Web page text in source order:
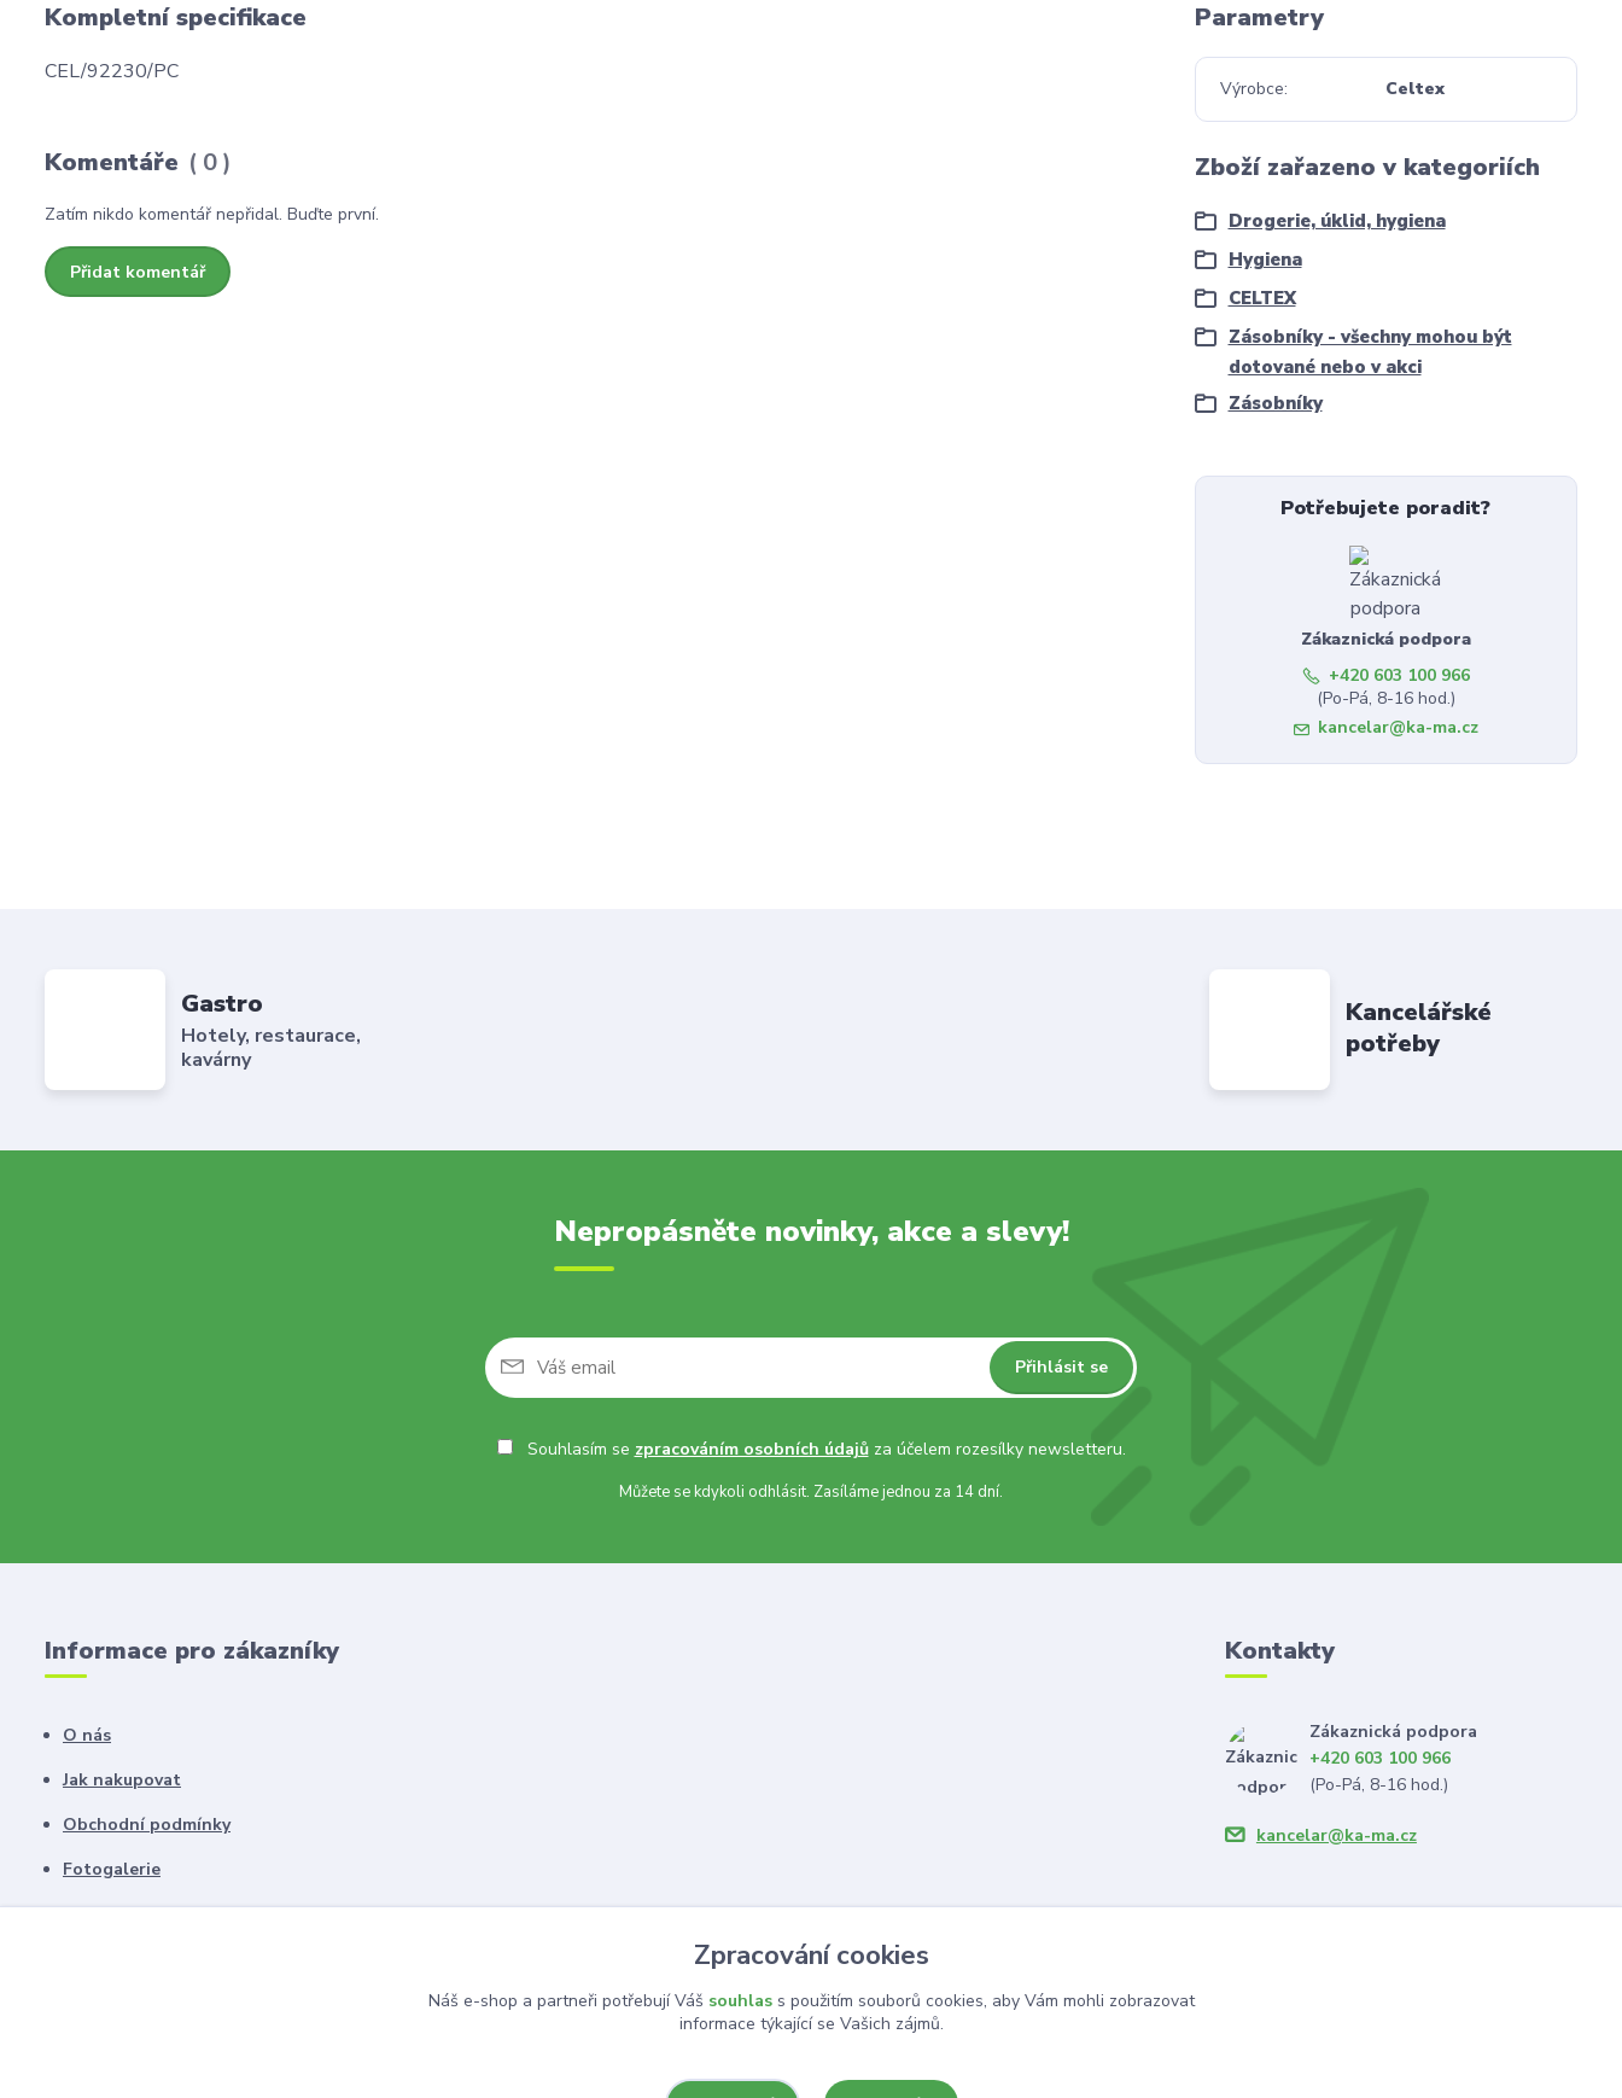
Kompletní specifikace
CEL/92230/PC
Komentáře 0
Zatím nikdo komentář nepřidal. Buďte první.
Přidat komentář
Parametry
Výrobce Celtex
Zboží zařazeno v kategoriích
Drogerie, úklid, hygiena
Hygiena
CELTEX
Zásobníky - všechny mohou být
dotované nebo v akci
Zásobníky
Potřebujete poradit?
Zákaznická podpora
+420 603 100 966
(Po-Pá, 8-16 hod.)
kancelar@ka-ma.cz
Gastro
Hotely, restaurace,
kavárny
Kancelářské
potřeby
Nepropásněte novinky, akce a slevy!
Přihlásit se
Souhlasím se zpracováním osobních údajůza účelem rozesílky newsletteru.
Můžete se kdykoli odhlásit. Zasíláme jednou za 14 dní.
Informace pro zákazníky
O nás
Jak nakupovat
Obchodní podmínky
Fotogalerie
Kontakty
Kontakty
Zákaznická podpora
+420 603 100 966
(Po-Pá, 8-16 hod.)
kancelar@ka-ma.cz
Zpracování cookies
Náš e-shop a partneři potřebují Váš souhlass použitím souborů cookies, aby Vám mohli zobrazovat
informace týkající se Vašich zájmů.